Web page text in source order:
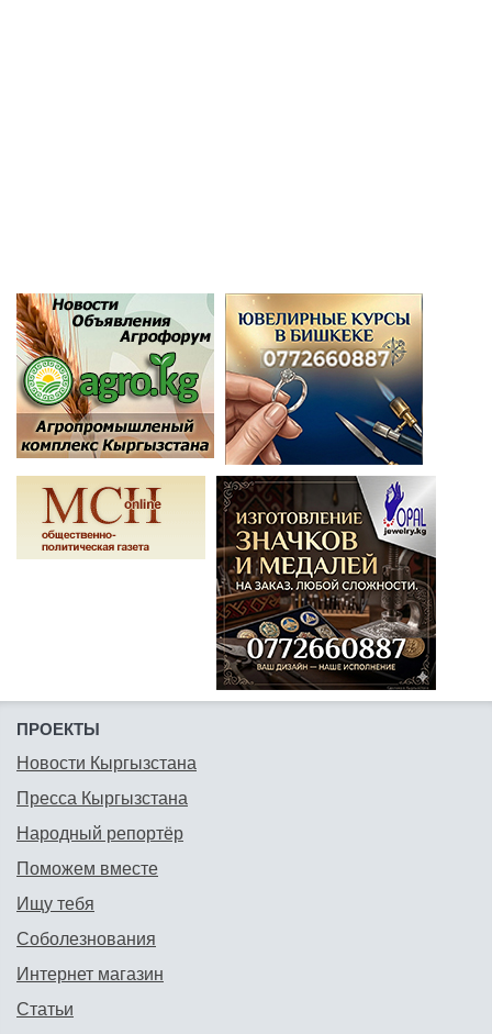
ПРОЕКТЫ
Новости Кыргызстана
Пресса Кыргызстана
Народный репортёр
Поможем вместе
Ищу тебя
Соболезнования
Интернет магазин
Статьи